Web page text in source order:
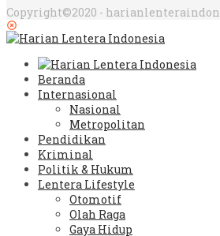
Copyright©2020 -
Beranda
Internasional
Nasional
Metropolitan
Pendidikan
Kriminal
Politik & Hukum
Lentera Lifestyle
Otomotif
Olah Raga
Gaya Hidup